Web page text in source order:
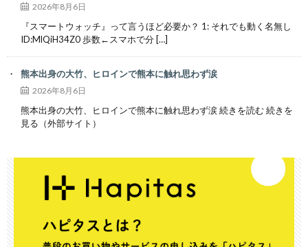
2026年8月6日
『スマートウォッチ』って言うほど必要か？ 1: それでも動く名無し
ID:MlQiH34Z0 歩数←スマホで分 […]
熊本出身の大竹、ヒロインで熊本に触れ思わず涙
2026年8月6日
熊本出身の大竹、ヒロインで熊本に触れ思わず涙 続きを読む 続きを
見る（外部サイト）